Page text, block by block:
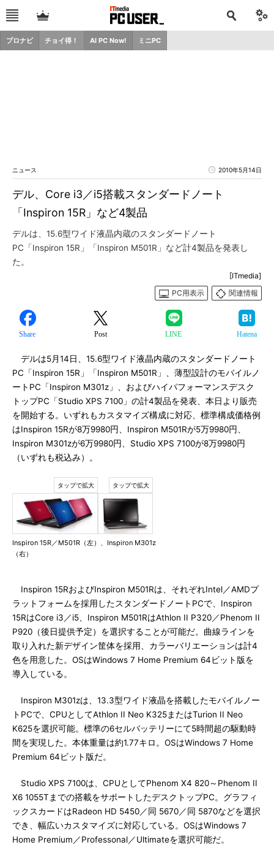
プロナビ チョイ得！ AI PC Now! ミニPC
ニュース 2010年5月14日
デル、Core i3／i5搭載スタンダードノート
「Inspiron 15R」など4製品
デルは、15.6型ワイド液晶内蔵のスタンダードノート
PC「Inspiron 15R」「Inspiron M501R」など計4製品を発表し
た。
[ITmedia]
PC用表示
関連情報
Share Post LINE Hatena
デルは5月14日、15.6型ワイド液晶内蔵のスタンダードノート
PC「Inspiron 15R」「Inspiron M501R」、薄型設計のモバイルノ
ートPC「Inspiron M301z」、およびハイパフォーマンスデスク
トップPC「Studio XPS 7100」の計4製品を発表、本日より販売
を開始する。いずれもカスタマイズ構成に対応、標準構成価格例
はInspiron 15Rが8万9980円、Inspiron M501Rが5万9980円、
Inspiron M301zが6万9980円、Studio XPS 7100が8万9980円
（いずれも税込み）。
Inspiron 15R／M501R（左）、Inspiron M301z
（右）
Inspiron 15RおよびInspiron M501Rは、それぞれIntel／AMDプ
ラットフォームを採用したスタンダードノートPCで、Inspiron
15RはCore i3／i5、Inspiron M501RはAthlon II P320／Phenom II
P920（後日提供予定）を選択することが可能だ。曲線ラインを
取り入れた新デザイン筐体を採用、カラーバリエーションは計4
色を用意した。OSはWindows 7 Home Premium 64ビット版を
導入している。
Inspiron M301zは、13.3型ワイド液晶を搭載したモバイルノー
トPCで、CPUとしてAthlon II Neo K325またはTurion II Neo
K625を選択可能。標準の6セルバッテリーにて5時間超の駆動時
間を実現した。本体重量は約1.77キロ。OSはWindows 7 Home
Premium 64ビット版だ。
Studio XPS 7100は、CPUとしてPhenom X4 820～Phenom II
X6 1055Tまでの搭載をサポートしたデスクトップPC。グラフィ
ックスカードはRadeon HD 5450／同 5670／同 5870などを選択
でき、幅広いカスタマイズに対応している。OSはWindows 7
Home Premium／Professonal／Ultimateを選択可能だ。